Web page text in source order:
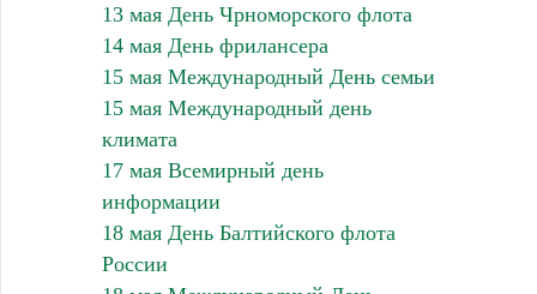
13 мая День Чрноморского флота
14 мая День фрилансера
15 мая Международный День семьи
15 мая Международный день
климата
17 мая Всемирный день
информации
18 мая День Балтийского флота
России